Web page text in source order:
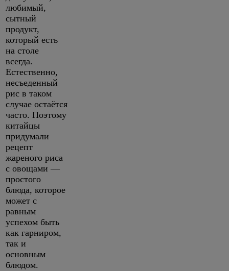
любимый,
сытный
продукт,
который есть
на столе
всегда.
Естественно,
несъеденный
рис в таком
случае остаётся
часто. Поэтому
китайцы
придумали
рецепт
жареного риса
с овощами —
простого
блюда, которое
может с
равным
успехом быть
как гарниром,
так и
основным
блюдом.